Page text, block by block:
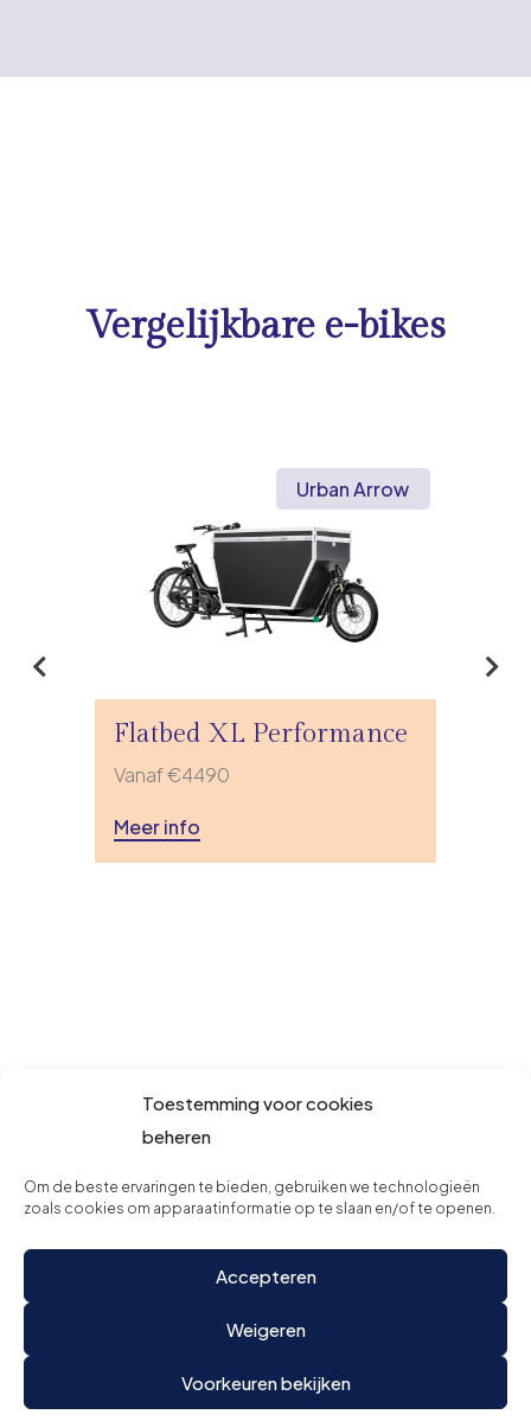
Toestemming voor cookies
beheren
Om de beste ervaringen te bieden, gebruiken we technologieën
zoals cookies om apparaatinformatie op te slaan en/of te openen.
Accepteren
Weigeren
Voorkeuren bekijken
Vergelijkbare e-bikes
Urban Arrow
Flatbed XL Performance
Vanaf €4490
Meer info